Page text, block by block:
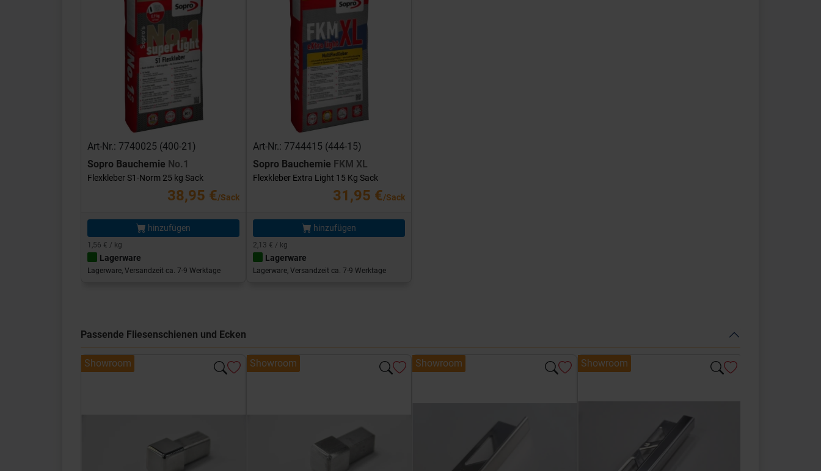
Art-Nr.: 7740025 (400-21)
Sopro Bauchemie No.1
Flexkleber S1-Norm 25 kg Sack
38,95 €/Sack
hinzufügen
1,56 € / kg
Lagerware
Lagerware, Versandzeit ca. 7-9 Werktage
Art-Nr.: 7744415 (444-15)
Sopro Bauchemie FKM XL
Flexkleber Extra Light 15 Kg Sack
31,95 €/Sack
hinzufügen
2,13 € / kg
Lagerware
Lagerware, Versandzeit ca. 7-9 Werktage
Passende Fliesenschienen und Ecken
Showroom Showroom Showroom Showroom